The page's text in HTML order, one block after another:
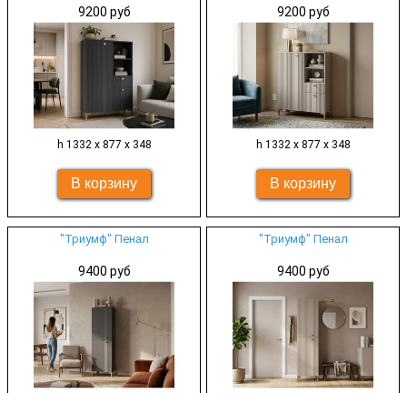
9200 руб
h 1332 х 877 х 348
9200 руб
h 1332 х 877 х 348
"Триумф" Пенал
9400 руб
"Триумф" Пенал
9400 руб